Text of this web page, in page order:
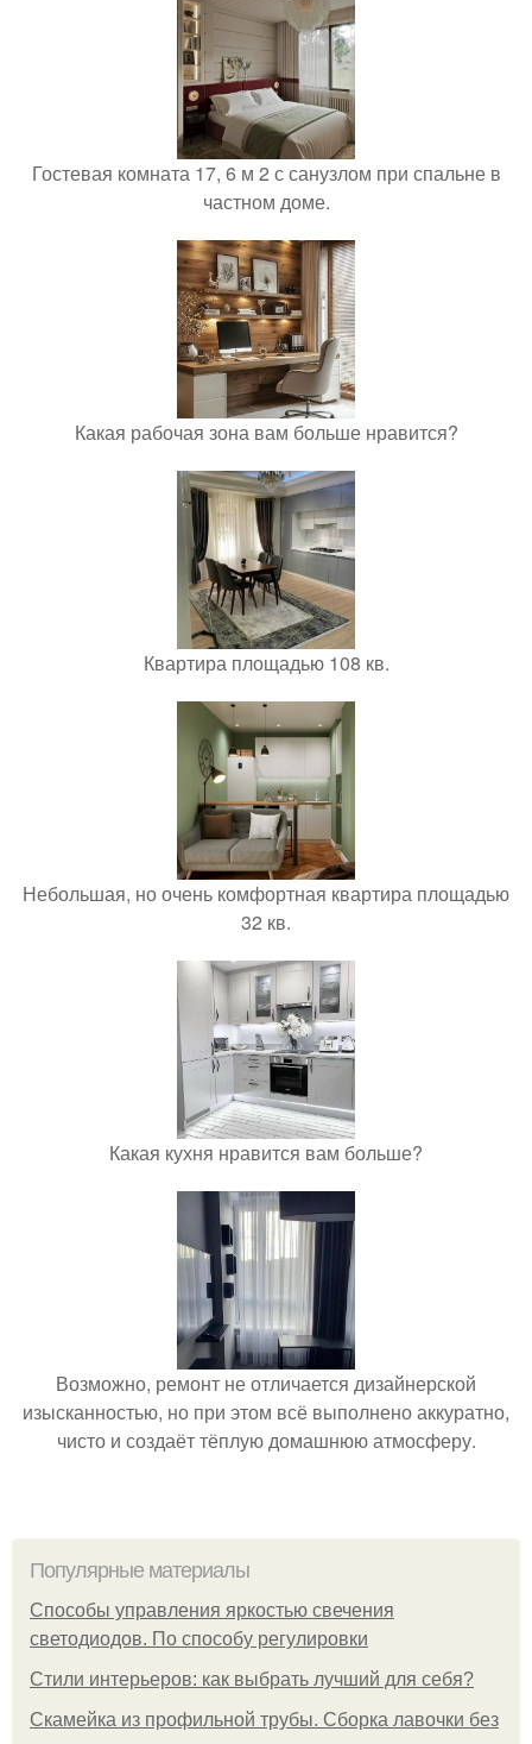
Гостевая комната 17, 6 м 2 с санузлом при спальне в
частном доме.
Какая рабочая зона вам больше нравится?
Квартира площадью 108 кв.
Небольшая, но очень комфортная квартира площадью
32 кв.
Какая кухня нравится вам больше?
Возможно, ремонт не отличается дизайнерской
изысканностью, но при этом всё выполнено аккуратно,
чисто и создаёт тёплую домашнюю атмосферу.
Популярные материалы
Способы управления яркостью свечения
светодиодов. По способу регулировки
Стили интерьеров: как выбрать лучший для себя?
Скамейка из профильной трубы. Сборка лавочки без